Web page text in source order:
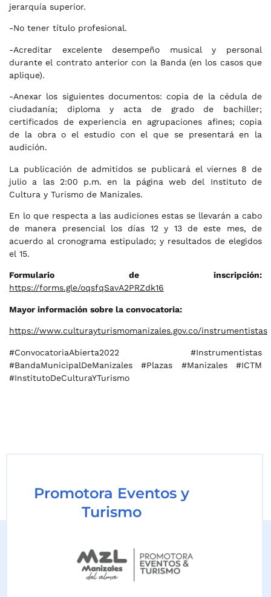
jerarquía superior.
-No tener título profesional.
-Acreditar excelente desempeño musical y personal
durante el contrato anterior con la Banda (en los casos que
aplique).
-Anexar los siguientes documentos: copia de la cédula de
ciudadanía; diploma y acta de grado de bachiller;
certificados de experiencia en agrupaciones afines; copia
de la obra o el estudio con el que se presentará en la
audición.
La publicación de admitidos se publicará el viernes 8 de
julio a las 2:00 p.m. en la página web del Instituto de
Cultura y Turismo de Manizales.
En lo que respecta a las audiciones estas se llevarán a cabo
de manera presencial los días 12 y 13 de este mes, de
acuerdo al cronograma estipulado; y resultados de elegidos
el 15.
Formulario de inscripción:
https://forms.gle/oqsfqSavA2PRZdk16
Mayor información sobre la convocatoria:
https://www.culturayturismomanizales.gov.co/instrumentistas
#ConvocatoriaAbierta2022 #Instrumentistas
#BandaMunicipalDeManizales #Plazas #Manizales #ICTM
#InstitutoDeCulturaYTurismo
Promotora Eventos y
Turismo